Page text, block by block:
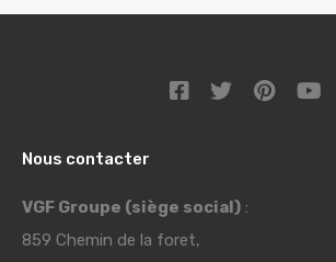
Nous contacter
VGF Groupe (siège social) :
859 Chemin de la foret,